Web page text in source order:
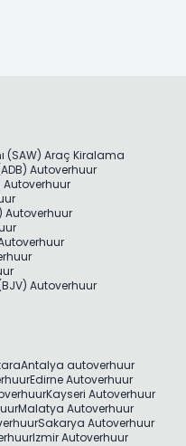
(SAW) Araç Kiralama
Autoverhuur
Autoverhuur
Autoverhuur
Autoverhuur
Antalya autoverhuur
Edirne Autoverhuur
Kayseri Autoverhuur
Malatya Autoverhuur
Sakarya Autoverhuur
Izmir Autoverhuur